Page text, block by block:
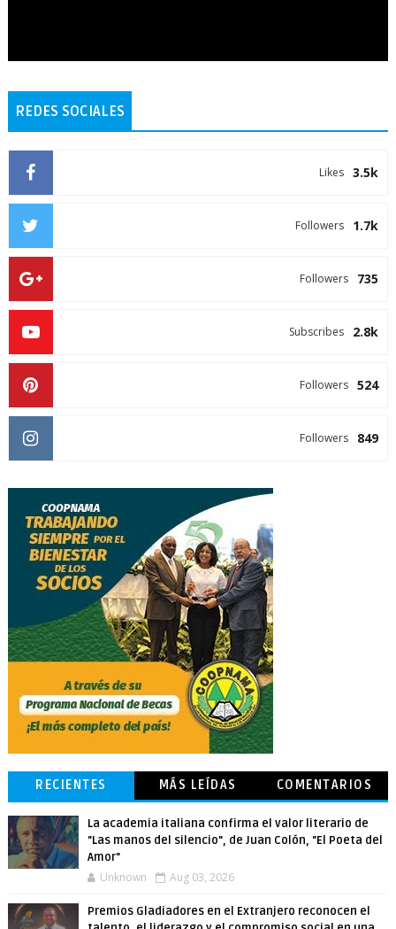
REDES SOCIALES
3.5k
Likes
1.7k
Followers
735
Followers
2.8k
Subscribes
524
Followers
849
Followers
RECIENTES MÁS LEÍDAS COMENTARIOS
La academia italiana confirma el valor literario de
"Las manos del silencio", de Juan Colón, "El Poeta del
Amor"
Unknown Aug 03, 2026
Premios Gladiadores en el Extranjero reconocen el